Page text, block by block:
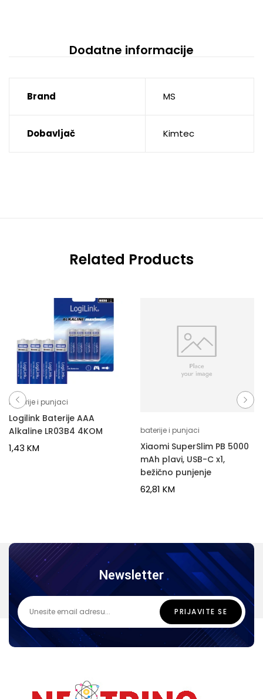
Dodatne informacije
Brand MS
Dobavljač Kimtec
Related Products
baterije i punjaci
Logilink Baterije AAA
Alkaline LR03B4 4KOM
1,43 KM
baterije i punjaci
Xiaomi SuperSlim PB 5000
mAh plavi, USB-C x1,
bežično punjenje
62,81 KM
Newsletter